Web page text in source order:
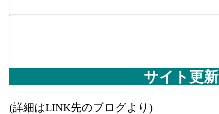
サイト更
(詳細はLINK先のブログより)